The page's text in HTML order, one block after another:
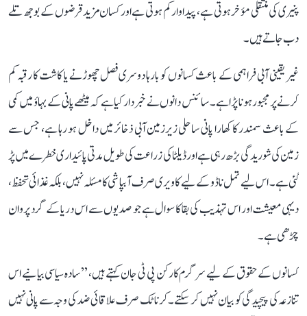
پنیری کی منتقلی مؤخر ہوتی ہے، پیداوار کم ہوتی ہے اور کسان مزید قرضوں کے بوجھ تلے
دب جاتے ہیں۔
غیر یقینی آبی فراہمی کے باعث کسانوں کو بارہا دوسری فصل چھوڑنے یا کاشت کا رقبہ کم
کرنے پر مجبور ہونا پڑا ہے۔ سائنس دانوں نے خبردار کیا ہے کہ میٹھے پانی کے بہاؤ میں کمی
کے باعث سمندر کا کھارا پانی ساحلی زیرزمین آبی ذخائر میں داخل ہو رہا ہے، جس سے
زمین کی شوریدگی بڑھ رہی ہے اور ڈیلٹا کی زراعت کی طویل مدتی پائیداری خطرے میں پڑ
گئی ہے۔ اس لیے تمل ناڈو کے لیے کاویری صرف آبپاشی کا مسئلہ نہیں، بلکہ غذائی تحفظ،
دیہی معیشت اور اس تہذیب کی بقا کا سوال ہے جو صدیوں سے اس دریا کے گرد پروان
چڑھی ہے۔
کسانوں کے حقوق کے لیے سرگرم کارکن پی ٹی جان کہتے ہیں، ’’سادہ سیاسی بیانیے اس
تنازعہ کی پیچیدگی کو بیان نہیں کر سکتے۔ کرناٹک صرف علاقائی ضد کی وجہ سے پانی نہیں